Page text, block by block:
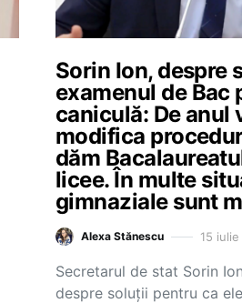
Sorin Ion, despre
examenul de Bac
caniculă: De anul
modifica
dăm
licee. În multe
gimnaziale sunt
Alexa Stănescu 15
Secretarul de stat Sorin
despre soluții pentru ca